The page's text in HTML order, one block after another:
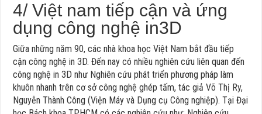
4/ Việt nam tiếp cận và ứng
dụng công nghệ in3D
Giữa những năm 90, các nhà khoa học Việt Nam bắt đầu tiếp
cận công nghệ in 3D. Đến nay có nhiều nghiên cứu liên quan đến
công nghệ in 3D như Nghiên cứu phát triển phương pháp làm
khuôn nhanh trên cơ sở công nghệ ghép tấm, tác giả Võ Thị Ry,
Nguyễn Thành Công (Viện Máy và Dụng cụ Công nghiệp). Tại Đại